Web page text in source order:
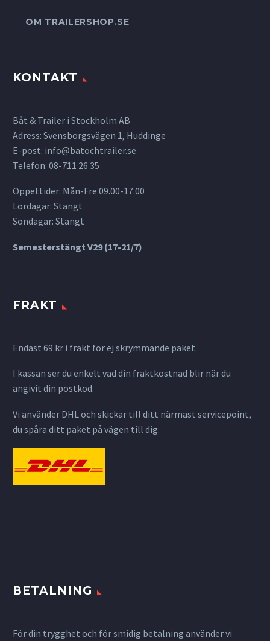
OM TRAILERSHOP.SE
KONTAKT
Båt & Trailer i Stockholm AB
Adress: Svensborgsvägen 1, Huddinge
E-post: info@batochtrailer.se
Telefon: 08-711 26 35
Öppettider: Mån-Fre 09.00-17.00
Lördagar: Stängt
Söndagar: Stängt
Semesterstängt V29 (17-21/7)
FRAKT
Endast 69 kr i frakt för ej skrymmande paket.
I kassan ser du enkelt vad din fraktkostnad blir när du
angivit din postkod.
Vi använder DHL och skickar till ditt närmast servicepoint,
du spåra ditt paket på vägen till dig.
BETALNING
För din trygghet och för smidig betalning använder vi